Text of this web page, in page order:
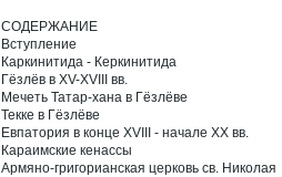
СОДЕРЖАНИЕ
Вступление
Каркинитида - Керкинитида
Гёзлёв в XV-XVIII вв.
Мечеть Татар-хана в Гёзлёве
Текке в Гёзлёве
Евпатория в конце XVIII - начале XX вв.
Караимские кенассы
Армяно-григорианская церковь св. Николая